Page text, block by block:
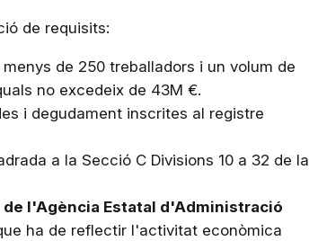
de requisits:
menys de 250 treballadors i un volum de
no excedeix de 43M €.
i degudament inscrites al registre
a la Secció C Divisions 10 a 32 de la
l'Agència Estatal d'Administració
ha de reflectir l'activitat econòmica